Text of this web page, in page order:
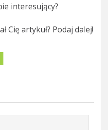
interesujący?
Cię artykuł? Podaj dalej!